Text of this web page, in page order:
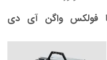
فولکس واگن آی دی